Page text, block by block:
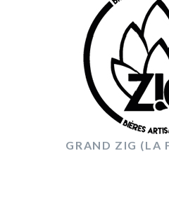
GRAND ZIG (LA